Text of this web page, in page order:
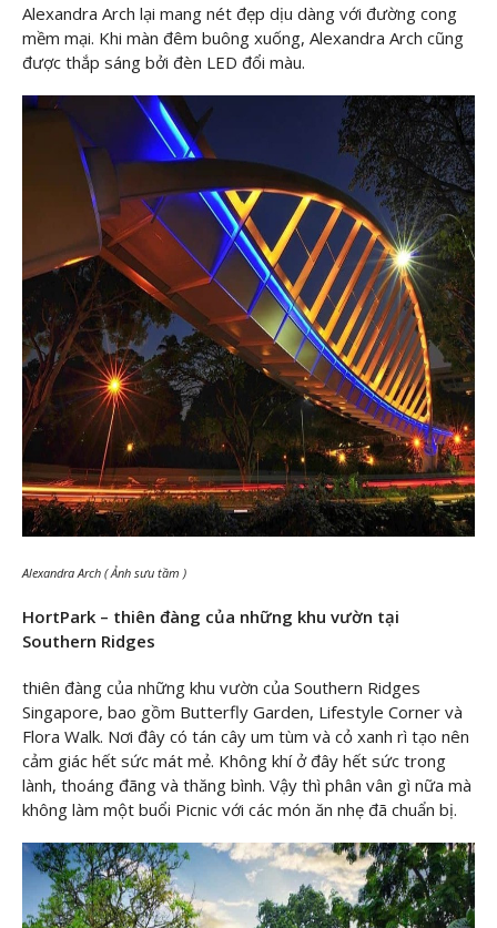
Alexandra Arch lại mang nét đẹp dịu dàng với đường cong
mềm mại. Khi màn đêm buông xuống, Alexandra Arch cũng
được thắp sáng bởi đèn LED đổi màu.
Alexandra Arch ( Ảnh sưu tầm )
HortPark – thiên đàng của những khu vườn tại
Southern Ridges
thiên đàng của những khu vườn của Southern Ridges
Singapore, bao gồm Butterfly Garden, Lifestyle Corner và
Flora Walk. Nơi đây có tán cây um tùm và cỏ xanh rì tạo nên
cảm giác hết sức mát mẻ. Không khí ở đây hết sức trong
lành, thoáng đãng và thăng bình. Vậy thì phân vân gì nữa mà
không làm một buổi Picnic với các món ăn nhẹ đã chuẩn bị.